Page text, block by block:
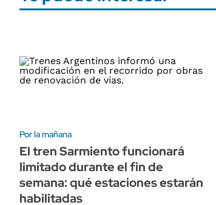
Por la mañana
El tren Sarmiento funcionará
limitado durante el fin de
semana: qué estaciones estarán
habilitadas